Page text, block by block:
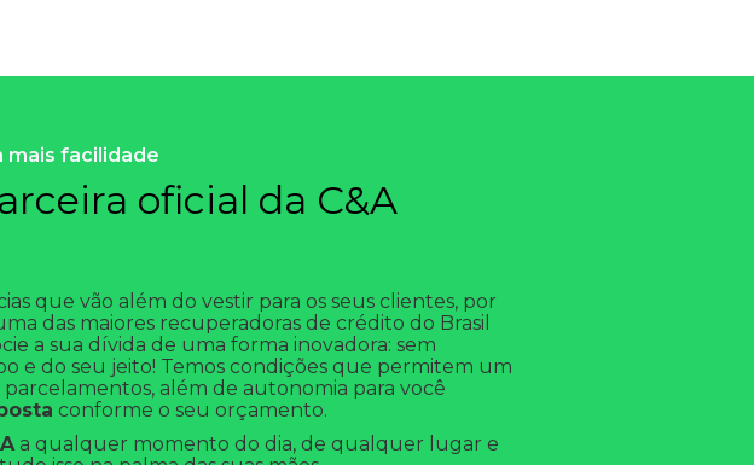
mais facilidade
oficial da C&A
que vão além do vestir para os seus clientes, por
das maiores recuperadoras de crédito do Brasil
a sua dívida de uma forma inovadora: sem
e do seu jeito! Temos condições que permitem um
além de autonomia para você
conforme o seu orçamento.
a qualquer momento do dia, de qualquer lugar e